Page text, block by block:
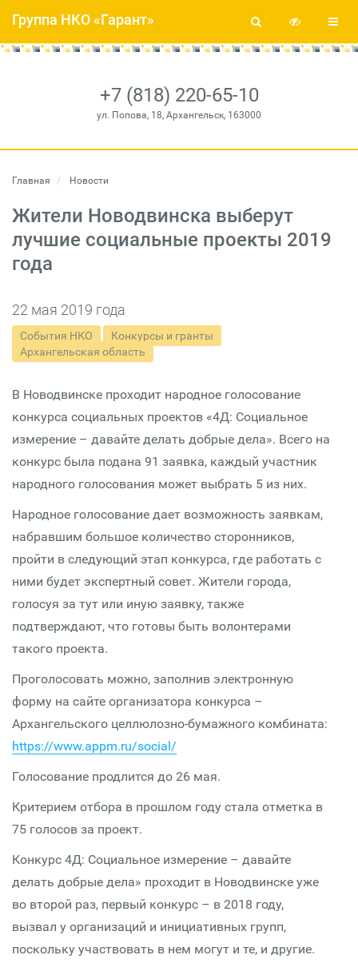
+7 (818) 220-65-10
ул. Попова, 18, Архангельск, 163000
Группа НКО «Гарант»
Главная Новости
Жители Новодвинска выберут
лучшие социальные проекты 2019
года
22 мая 2019 года
События НКО
Конкурсы и гранты
Архангельская область
В Новодвинске проходит народное голосование
конкурса социальных проектов «4Д: Социальное
измерение – давайте делать добрые дела». Всего на
конкурс была подана 91 заявка, каждый участник
народного голосования может выбрать 5 из них.
Народное голосование дает возможность заявкам,
набравшим большое количество сторонников,
пройти в следующий этап конкурса, где работать с
ними будет экспертный совет. Жители города,
голосуя за тут или иную заявку, также
подтверждают, что готовы быть волонтерами
такого проекта.
Проголосовать можно, заполнив электронную
форму на сайте организатора конкурса –
Архангельского целлюлозно-бумажного комбината:
https://www.appm.ru/social/
Голосование продлится до 26 мая.
Критерием отбора в прошлом году стала отметка в
75 голосов за проект.
Конкурс 4Д: Социальное измерение – давайте
делать добрые дела» проходит в Новодвинске уже
во второй раз, первый конкурс – в 2018 году,
вызвал у организаций и инициативных групп,
поскольку участвовать в нем могут и те, и другие.